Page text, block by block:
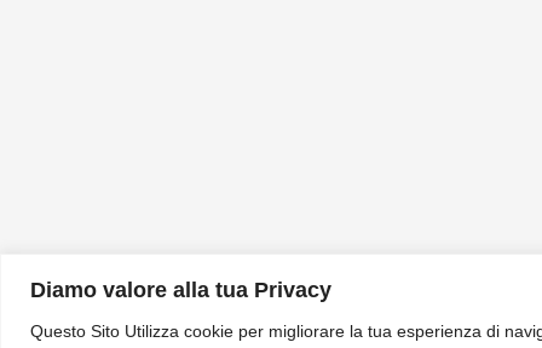
Diamo valore alla tua Privacy
Questo Sito Utilizza cookie per migliorare la tua esperienza di